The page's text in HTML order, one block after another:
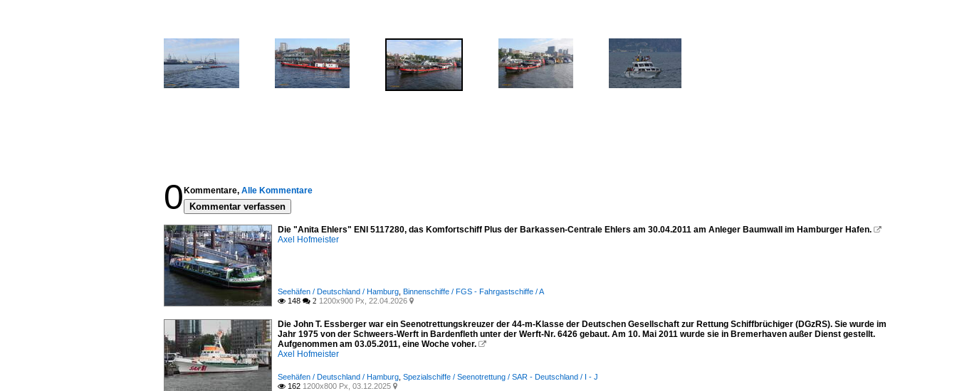
0 Kommentare, Alle Kommentare
Kommentar verfassen
Die "Anita Ehlers" ENI 5117280, das Komfortschiff Plus der Barkassen-Centrale Ehlers am 30.04.2011 am Anleger Baumwall im Hamburger Hafen. 
Axel Hofmeister
Seehäfen / Deutschland / Hamburg Binnenschiffe / FGS - Fahrgastschiffe / A
 148  2 1200x900 Px, 22.04.2026 
Die John T. Essberger war ein Seenotrettungskreuzer der 44-m-Klasse der Deutschen Gesellschaft zur Rettung Schiffbrüchiger (DGzRS). Sie wurde im
Jahr 1975 von der Schweers-Werft in Bardenfleth unter der Werft-Nr. 6426 gebaut. Am 10. Mai 2011 wurde sie in Bremerhaven außer Dienst gestellt.
Aufgenommen am 03.05.2011, eine Woche voher. 
Axel Hofmeister
Seehäfen / Deutschland / Hamburg Spezialschiffe / Seenotrettung / SAR - Deutschland / I - J
 162 1200x800 Px, 03.12.2025 